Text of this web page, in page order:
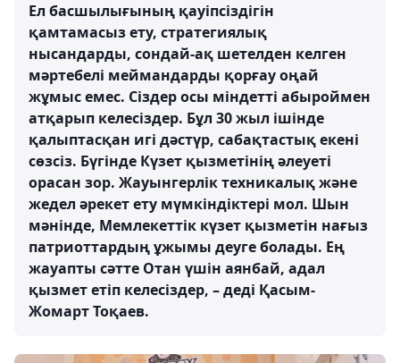
Ел басшылығының қауіпсіздігін
қамтамасыз ету, стратегиялық
нысандарды, сондай-ақ шетелден келген
мәртебелі меймандарды қорғау оңай
жұмыс емес. Сіздер осы міндетті абыроймен
атқарып келесіздер. Бұл 30 жыл ішінде
қалыптасқан игі дәстүр, сабақтастық екені
сөзсіз. Бүгінде Күзет қызметінің әлеуеті
орасан зор. Жауынгерлік техникалық және
жедел әрекет ету мүмкіндіктері мол. Шын
мәнінде, Мемлекеттік күзет қызметін нағыз
патриоттардың ұжымы деуге болады. Ең
жауапты сәтте Отан үшін аянбай, адал
қызмет етіп келесіздер, – деді Қасым-
Жомарт Тоқаев.